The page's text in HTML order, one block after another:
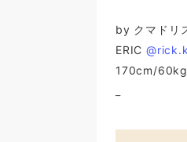
by クマドリ
ERIC
170cm/60kg